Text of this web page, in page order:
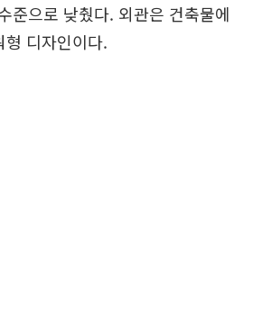
준으로 낮췄다. 외관은 건축물에
디자인이다.